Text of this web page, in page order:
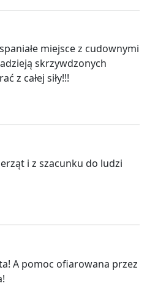
miejsce z cudownymi
skrzywdzonych
z całej siły!!!
i z szacunku do ludzi
A pomoc ofiarowana przez